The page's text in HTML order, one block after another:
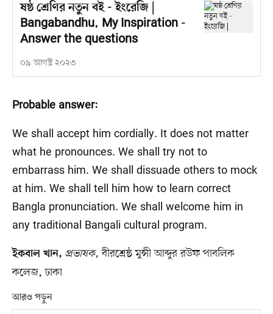
ষষ্ঠ শ্রেণির নতুন বই - ইংরেজি |
Bangabandhu, My Inspiration -
Answer the questions
০৯ আগস্ট ২০২৩
Probable answer:
We shall accept him cordially. It does not matter
what he pronounces. We shall try not to
embarrass him. We shall dissuade others to mock
at him. We shall tell him how to learn correct
Bangla pronunciation. We shall welcome him in
any traditional Bangali cultural program.
ইকবাল খান, প্রভাষক, বীরশ্রেষ্ঠ মুন্সী আব্দুর রউফ পাবলিক
কলেজ, ঢাকা
আরও পড়ুন